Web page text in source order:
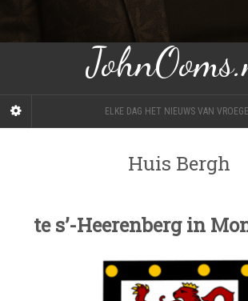
ELKE DAG HET NIEUWS VAN
Huis Bergh
te s’-Heerenberg in